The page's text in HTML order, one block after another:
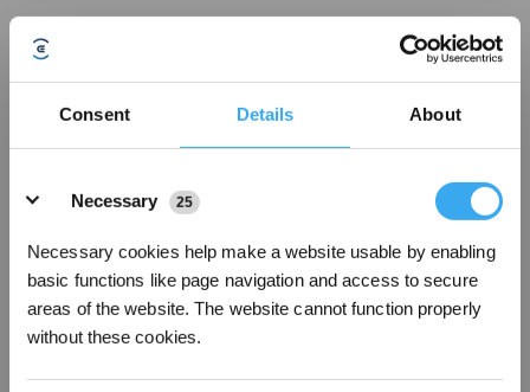
Consent Details About
Necessary
25
Necessary cookies help make a website usable by enabling
basic functions like page navigation and access to secure
areas of the website. The website cannot function properly
without these cookies.
DerDEEBOT OZMO 950wurde bereits mit dem
Reddot Design-Award